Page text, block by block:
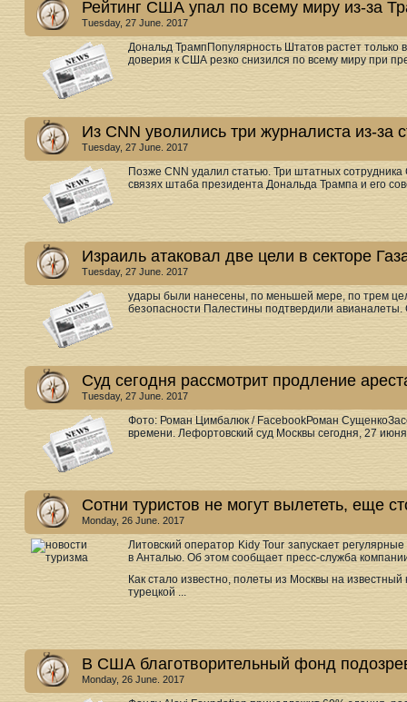
Рейтинг США упал по всему миру из-за
Tuesday, 27 June. 2017
Дональд ТрампПопулярность Штатов растет только
доверия к США резко снизился по всему миру при
Из CNN уволились три журналиста из-за
Tuesday, 27 June. 2017
Позже CNN удалил статью. Три штатных
связях штаба президента Дональда Трампа и его
Израиль атаковал две цели в секторе
Tuesday, 27 June. 2017
удары были нанесены, по меньшей мере, по трем
безопасности Палестины подтвердили
Суд сегодня рассмотрит продление
Tuesday, 27 June. 2017
Фото: Роман Цимбалюк / FacebookРоман
времени. Лефортовский суд Москвы сегодня, 27
Сотни туристов не могут вылететь, еще
Monday, 26 June. 2017
Литовский оператор Kidy Tour запускает
в Анталью. Об этом сообщает пресс-служба
Как стало известно, полеты из Москвы на
турецкой ...
В США благотворительный фонд
Monday, 26 June. 2017